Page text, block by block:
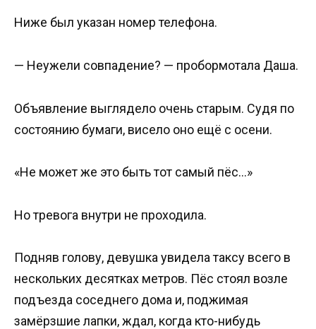
Ниже был указан номер телефона.
— Неужели совпадение? — пробормотала Даша.
Объявление выглядело очень старым. Судя по
состоянию бумаги, висело оно ещё с осени.
«Не может же это быть тот самый пёс…»
Но тревога внутри не проходила.
Подняв голову, девушка увидела таксу всего в
нескольких десятках метров. Пёс стоял возле
подъезда соседнего дома и, поджимая
замёрзшие лапки, ждал, когда кто-нибудь